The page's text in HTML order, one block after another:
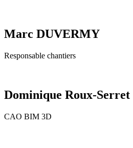
Marc DUVERMY
Responsable chantiers
Dominique Roux-Serret
CAO BIM 3D